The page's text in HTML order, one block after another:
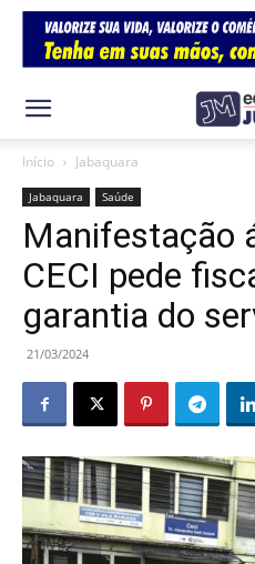
Início Jabaquara
Jabaquara Saúde
Manifestação
CECI pede
garantia do
21/03/2024